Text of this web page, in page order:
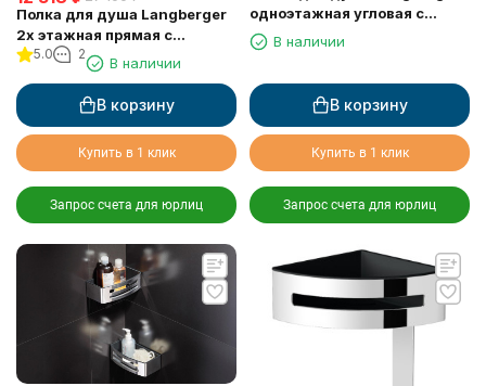
Полка для душа Langberger
2х этажная прямая с
пластиком 75762
5.0 2
В наличии
В корзину
Купить в 1 клик
Запрос счета для юрлиц
одноэтажная угловая с
пластиком 75660
В наличии
В корзину
Купить в 1 клик
Запрос счета для юрлиц